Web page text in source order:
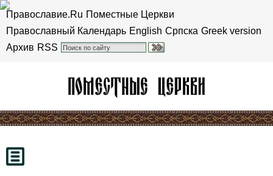
Православие.Ru Поместные Церкви
Православный Календарь English Српска Greek version
Архив RSS